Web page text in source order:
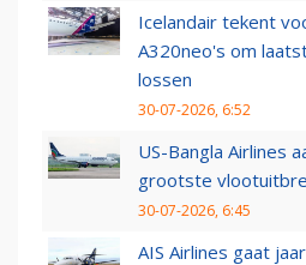
Icelandair tekent
A320neo's om
lossen
30-07-2026, 6:52
US-Bangla Airlines
grootste
30-07-2026, 6:45
AIS Airlines gaat